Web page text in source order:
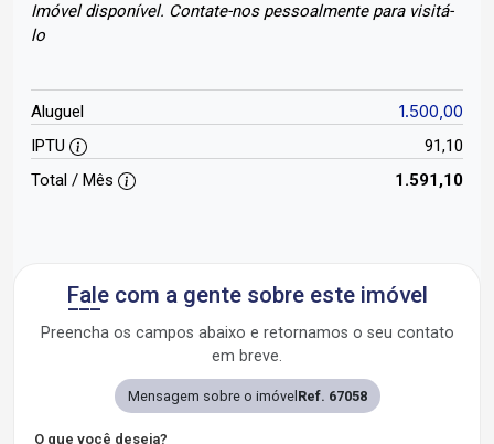
Imóvel disponível. Contate-nos pessoalmente para visitá-
lo
Aluguel 1.500,00
IPTU
91,10
Total / Mês
1.591,10
Fale com a gente sobre este imóvel
Preencha os campos abaixo e retornamos o seu contato
em breve.
Mensagem sobre o imóvel Ref. 67058
O que você deseja?